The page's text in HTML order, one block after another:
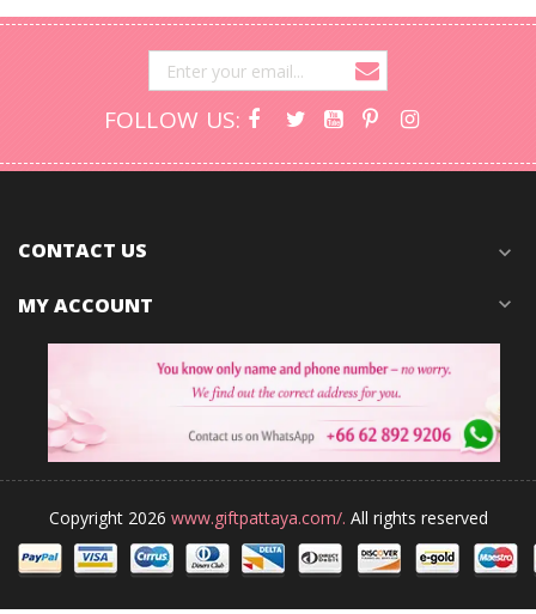
FOLLOW US:
CONTACT US expand_more
MY ACCOUNT expand_more
Copyright 2026 www.giftpattaya.com/. All rights reserved